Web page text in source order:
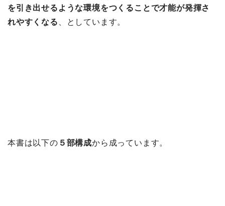
を引き出せるような環境をつくることで才能が発揮さ
れやすくなる
、としています。
本書は以下の ５部構成から成っています。